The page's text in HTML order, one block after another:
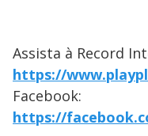
Assista à Record
https://
Facebook:
https://